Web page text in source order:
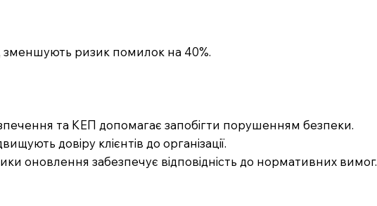
зменшують ризик помилок на 40%.
та КЕП допомагає запобігти порушенням безпеки.
довіру клієнтів до організації.
оновлення забезпечує відповідність до нормативних вимог.